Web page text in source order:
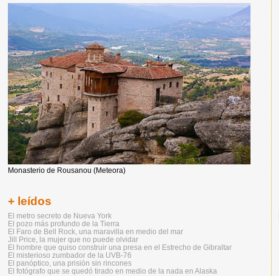
Monasterio de Rousanou (Meteora)
+ leídos
El metro secreto de Nueva York
El pozo más profundo de la Tierra
El Faro de Bell Rock, una maravilla en medio del mar
Jill Price, la mujer que no puede olvidar
El hombre que quiso construir una presa en el Estrecho de Gibraltar
El misterioso zumbador de la UVB-76
El panóptico, una prisión sin rincones
El fotógrafo que se quedó tirado en medio de la nada en Alaska